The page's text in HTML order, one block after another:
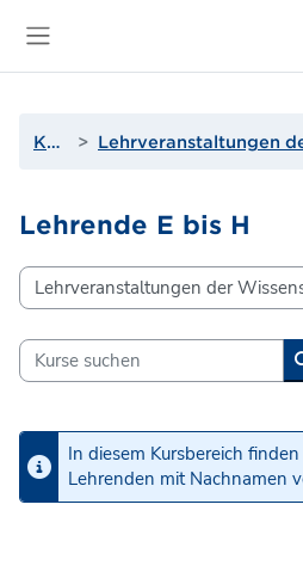
Kurse
Lehrende E bis H
Kursbereiche
Kurse suchen
In diesem Kursbereich
Lehrenden mit Nachnamen